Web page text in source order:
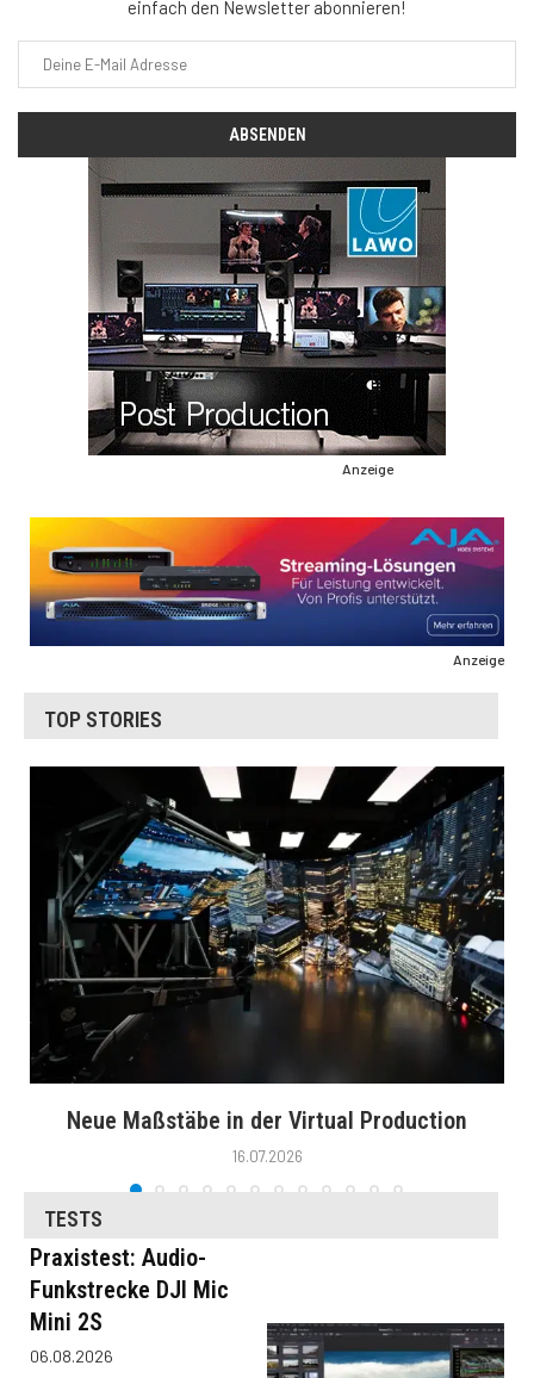
einfach den Newsletter abonnieren!
Anzeige
Anzeige
TOP STORIES
Neue Maßstäbe in der Virtual Production
16.07.2026
TESTS
Praxistest: Audio-
Funkstrecke DJI Mic
Mini 2S
06.08.2026